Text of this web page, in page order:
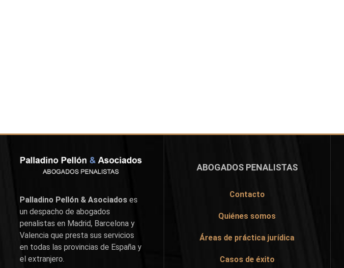
Palladino Pellón & Asociados es
un despacho de abogados
penalistas en Madrid, Barcelona y
Valencia que presta sus servicios
en todas las provincias de España y
el extranjero.
ABOGADOS PENALISTAS
Contacto
Quiénes somos
Áreas de práctica jurídica
Casos de éxito